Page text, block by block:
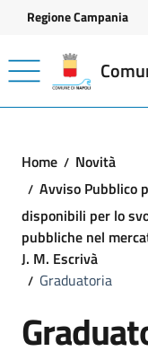
Vai ai contenuti
Vai al footer
Regione Campania
Home
Novità
Avviso Pubblico
disponibili per lo
pubbliche nel
J. M. Escrivà
Graduatoria